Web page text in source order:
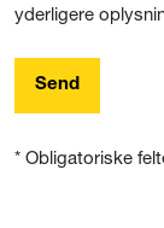
yderligere
Send
* Obligatoriske